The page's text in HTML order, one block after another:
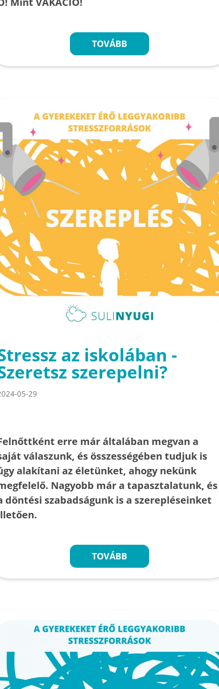
TOVÁBB
az iskolában -
szerepelni?
05-29
erre már általában megvan a
válaszunk, és összességében tudjuk is
alakítani az életünket, ahogy nekünk
Nagyobb már a tapasztalatunk, és
döntési szabadságunk is a szerepléseinket
TOVÁBB